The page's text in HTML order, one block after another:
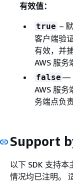
有效值：
true –
客户端验
有效，并
AWS 服务
false —
AWS 服务
务端点负
Support
以下 SDK 支持
情况均已注明。